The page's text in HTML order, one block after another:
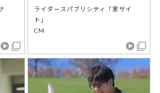
ライダースパブリシティ「家サイ
ト」
CM